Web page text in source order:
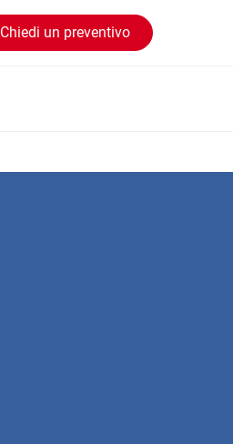
Chiedi un preventivo